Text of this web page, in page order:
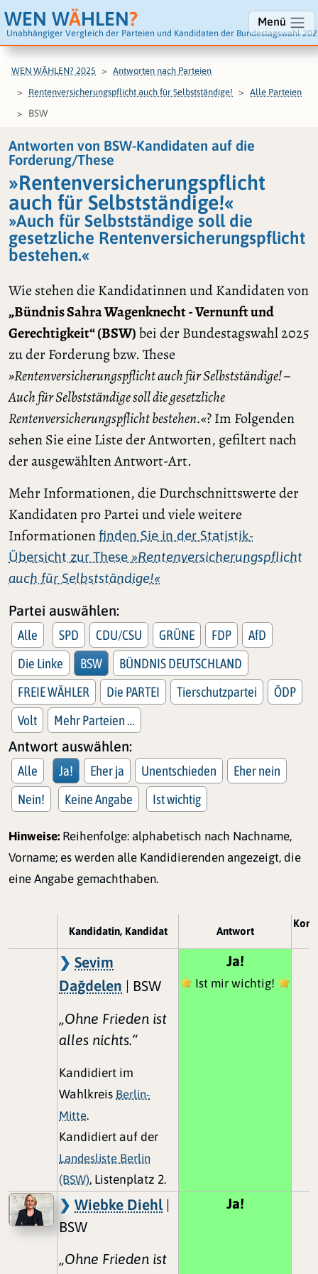
WEN WÄHLEN?
Unabhängiger Vergleich der Parteien und Kandidaten der Bundestagswahl
Menü
WEN WÄHLEN? 2025 Antworten nach Parteien
Rentenversicherungspflicht auch für Selbstständige! Alle Parteien
BSW
Antworten von BSW-Kandidaten auf die
Forderung/These
»Rentenversicherungspflicht
auch für Selbstständige!«
»Auch für Selbstständige soll die
gesetzliche Rentenversicherungspflicht
bestehen.«
Wie stehen die Kandidatinnen und Kandidaten von
„Bündnis Sahra Wagenknecht - Vernunft und
Gerechtigkeit“ (BSW)bei der Bundestagswahl 2025
zu der Forderung bzw. These
»Rentenversicherungspflicht auch für Selbstständige! –
Auch für Selbstständige soll die gesetzliche
Rentenversicherungspflicht bestehen.«? Im Folgenden
sehen Sie eine Liste der Antworten, gefiltert nach
der ausgewählten Antwort-Art.
Mehr Informationen, die Durchschnittswerte der
Kandidaten pro Partei und viele weitere
Informationenfinden Sie in der Statistik-
Übersicht zur These »Rentenversicherungspflicht
auch für Selbstständige!«
Partei auswählen:
Alle SPD CDU/CSU GRÜNE FDP
AfD
Die Linke
BSW
BÜNDNIS DEUTSCHLAND
FREIE WÄHLER
Die PARTEI Tierschutzpartei
ÖDP
Volt
Mehr Parteien …
Antwort auswählen:
Alle Ja! Eher ja Unentschieden
Eher nein
Nein!
Keine Angabe Ist wichtig
Hinweise: Reihenfolge: alphabetisch nach Nachname,
Vorname; es werden alle Kandidierenden angezeigt, die
eine Angabe gemachthaben.
Kandidatin, Kandidat Antwort
Sevim
Dağdelen | BSW
„Ohne Frieden ist
alles nichts.“
Kandidiert im
Wahlkreis Berlin-
Mitte.
Kandidiert auf der
Landesliste Berlin
(BSW), Listenplatz 2.
Ja!
Ist mir wichtig!
Wiebke Diehl|
BSW
„Ohne Frieden ist
Ja!